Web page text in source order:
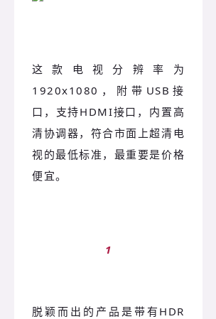
这款电视分辨率为
1920x1080，附带USB接
口，支持HDMI接口，内置高
清协调器，符合市面上超清电
视的最低标准，最重要是价格
便宜。
1
脱颖而出的产品是带有HDR